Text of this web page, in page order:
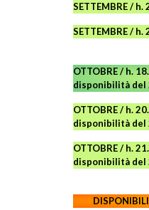
SETTEMBRE / h.
SETTEMBRE / h.
OTTOBRE / h.
disponibilità del
OTTOBRE / h.
disponibilità del
OTTOBRE / h.
disponibilità del